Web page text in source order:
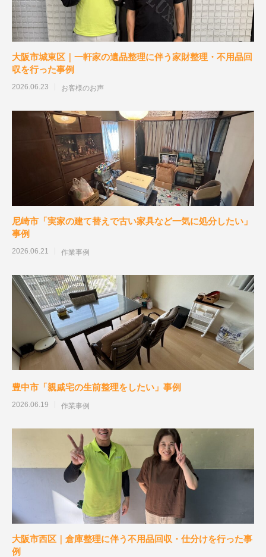
大阪市城東区｜一軒家の遺品整理に伴う家財整理・不用品回
収を行った事例
2026.06.23 お客様のお声
尼崎市「実家の建て替えで古い家具など一気に処分したい」
事例
2026.06.21 作業事例
豊中市「親戚宅の生前整理をしたい」事例
2026.06.19 作業事例
大阪市西区｜倉庫整理に伴う不用品回収・仕分けを行った事
例